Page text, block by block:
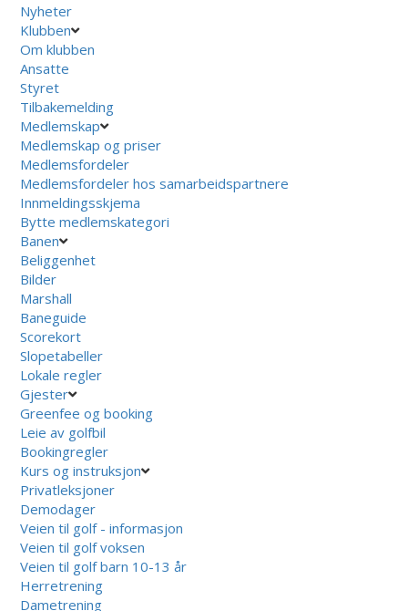
Nyheter
Klubben
Om klubben
Ansatte
Styret
Tilbakemelding
Medlemskap
Medlemskap og priser
Medlemsfordeler
Medlemsfordeler hos samarbeidspartnere
Innmeldingsskjema
Bytte medlemskategori
Banen
Beliggenhet
Bilder
Marshall
Baneguide
Scorekort
Slopetabeller
Lokale regler
Gjester
Greenfee og booking
Leie av golfbil
Bookingregler
Kurs og instruksjon
Privatleksjoner
Demodager
Veien til golf - informasjon
Veien til golf voksen
Veien til golf barn 10-13 år
Herretrening
Dametrening